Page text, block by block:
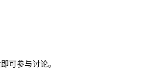
可参与讨论。